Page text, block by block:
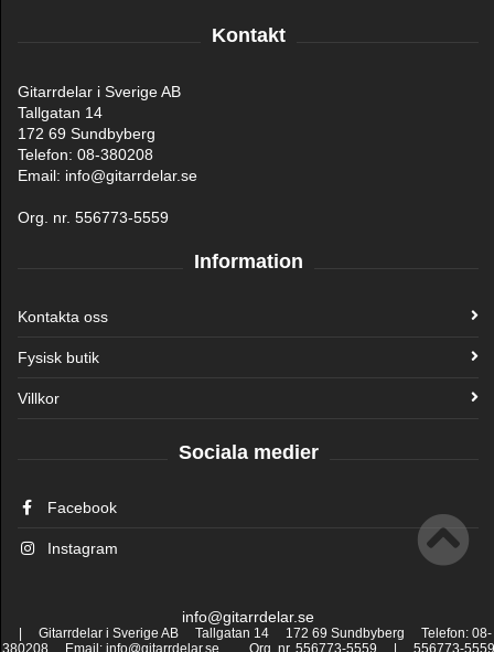
Kontakt
Gitarrdelar i Sverige AB
Tallgatan 14
172 69 Sundbyberg
Telefon: 08-380208
Email: info@gitarrdelar.se
Org. nr. 556773-5559
Information
Kontakta oss
Fysisk butik
Villkor
Sociala medier
Facebook
Instagram
info@gitarrdelar.se
| Gitarrdelar i Sverige AB Tallgatan 14 172 69 Sundbyberg Telefon: 08-
380208 Email: info@gitarrdelar.se Org. nr. 556773-5559 | 556773-5559